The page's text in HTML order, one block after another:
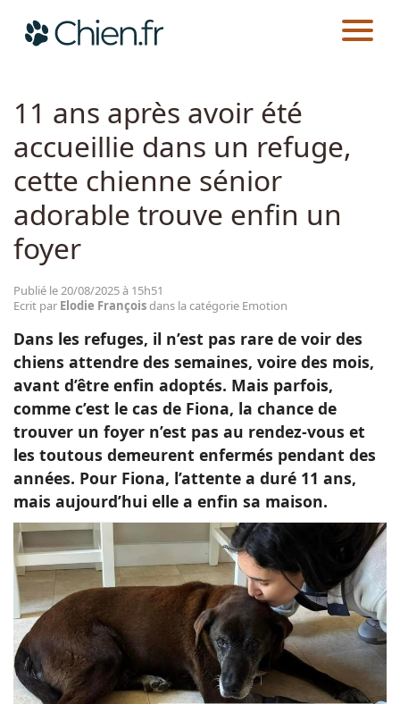
Races
CHIEN.FR ACTUALITÉS
11 ans après avoir été
accueillie dans un refuge,
cette chienne sénior
adorable trouve enfin un
foyer
Publié le 20/08/2025 à 15h51
Ecrit par Elodie Françoisdans la catégorie Emotion
Dans les refuges, il n’est pas rare de voir des
chiens attendre des semaines, voire des mois,
avant d’être enfin adoptés. Mais parfois,
comme c’est le cas de Fiona, la chance de
trouver un foyer n’est pas au rendez-vous et
les toutous demeurent enfermés pendant des
années. Pour Fiona, l’attente a duré 11 ans,
mais aujourd’hui elle a enfin sa maison.